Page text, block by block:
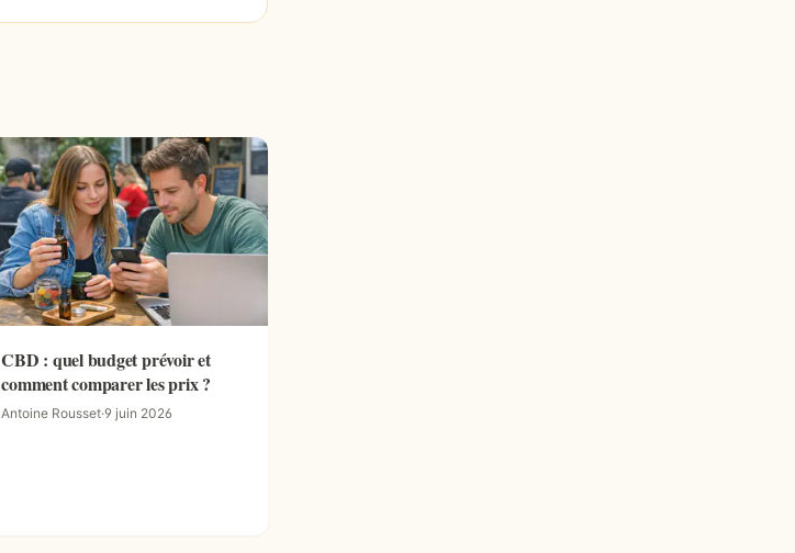
CBD : quel budget prévoir et
comment comparer les prix ?
Antoine Rousset·9 juin 2026